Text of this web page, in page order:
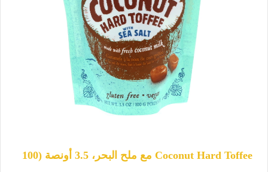
Coconut Hard Toffee مع ملح البحر، 3.5 أونصة (100